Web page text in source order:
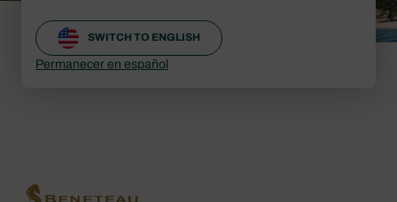
SWITCH TO ENGLISH
Permanecer en español